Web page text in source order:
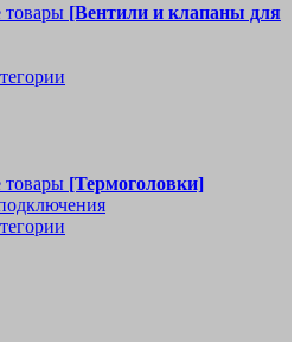
товары [Вентили и клапаны для
товары [Термоголовки]